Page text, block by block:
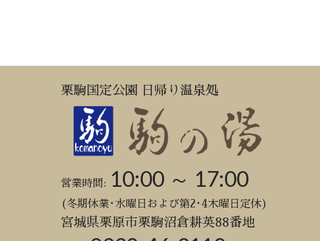
栗駒国定公園 日帰り温泉処
営業時間: 10:00 ～ 17:00
(冬期休業･水曜日および第2･4木曜日定休)
宮城県栗原市栗駒沼倉耕英88番地